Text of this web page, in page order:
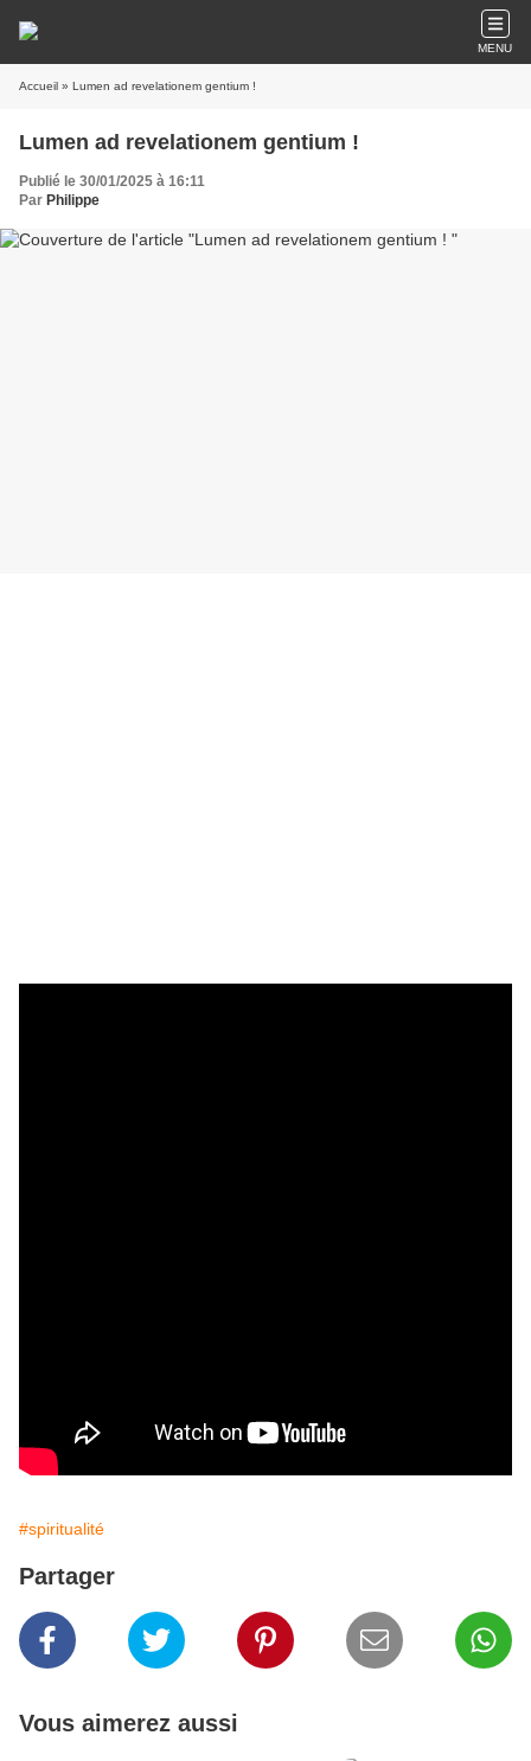
MENU
Accueil » Lumen ad revelationem gentium !
Lumen ad revelationem gentium !
Publié le 30/01/2025 à 16:11
Par Philippe
#spiritualité
Partager
Vous aimerez aussi